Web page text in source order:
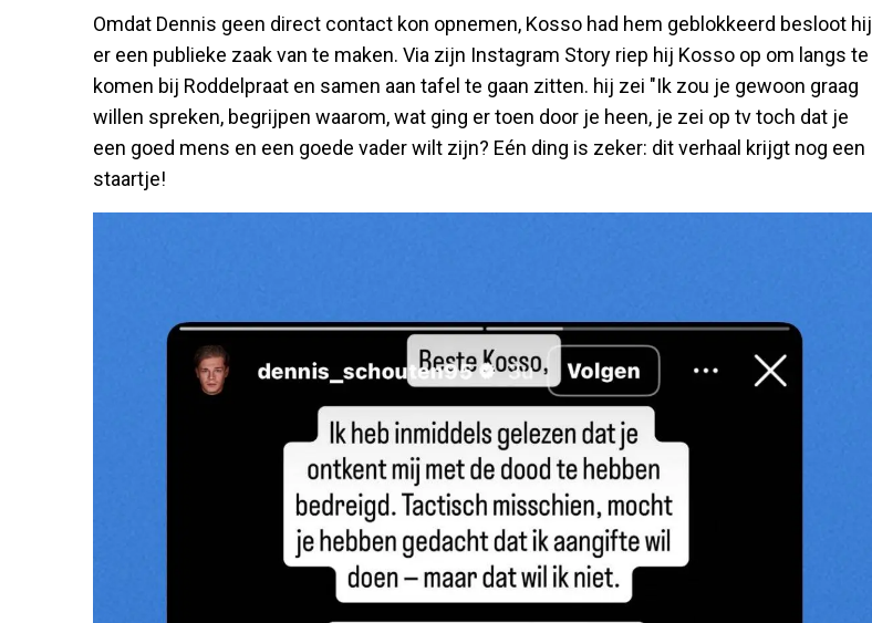
Omdat Dennis geen direct contact kon opnemen, Kosso had hem geblokkeerd besloot hij
er een publieke zaak van te maken. Via zijn Instagram Story riep hij Kosso op om langs te
komen bij Roddelpraat en samen aan tafel te gaan zitten. hij zei "Ik zou je gewoon graag
willen spreken, begrijpen waarom, wat ging er toen door je heen, je zei op tv toch dat je
een goed mens en een goede vader wilt zijn? Eén ding is zeker: dit verhaal krijgt nog een
staartje!